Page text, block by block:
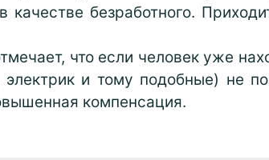
безработного.
что если человек уже
и тому подобные) не
компенсация.